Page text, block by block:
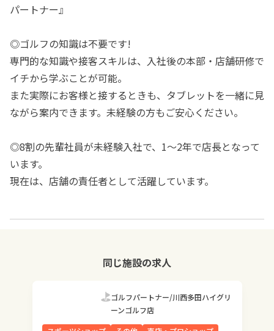
パートナー』
◎ゴルフの知識は不要です!
専門的な知識や接客スキルは、入社後の本部・店舗研修で
イチから学ぶことが可能。
また実際にお客様と接するときも、タブレットを一緒に見
ながら案内できます。未経験の方もご安心ください。
◎8割の先輩社員が未経験入社で、1～2年で店長となって
います。
現在は、店舗の責任者として活躍しています。
同じ施設の求人
ゴルフパートナー/川西多田ハイグリ
ーンゴルフ店